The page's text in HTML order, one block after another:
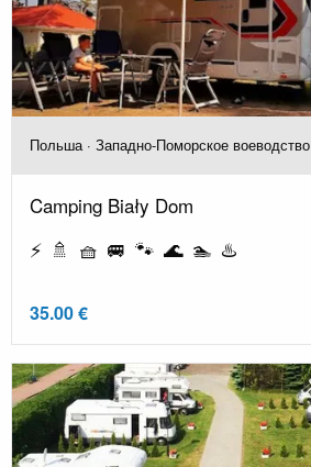
Польша · Западно-Поморское воеводство
Camping Biały Dom
⚡ 🚿 🧺 🚐 🐾 🌊 🏊 ♨️
35.00 €